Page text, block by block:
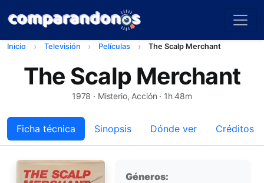
Inicio Televisión Películas The Scalp Merchant
The Scalp Merchant
1978 · Misterio, Acción · 1h 48m
Ficha técnica Sinopsis Dónde ver Créditos
Ficha técnica
Géneros: